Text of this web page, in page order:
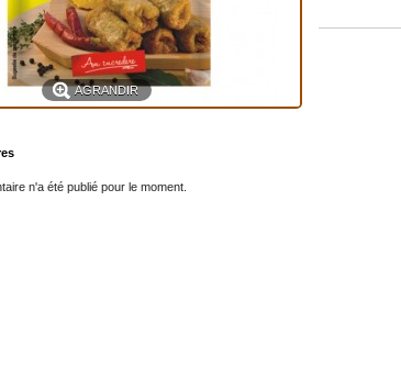
AGRANDIR
n'a été publié pour le moment.